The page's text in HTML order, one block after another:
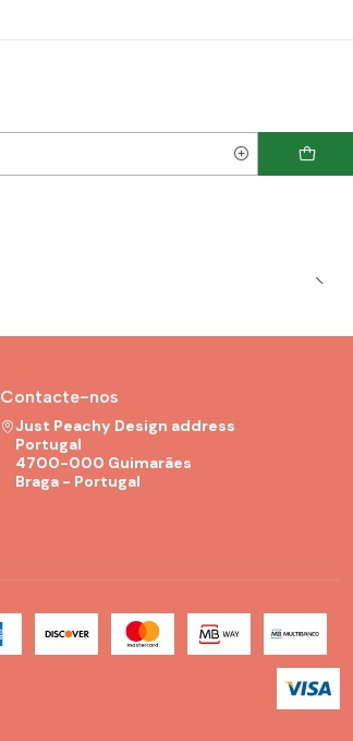
Contacte-nos
Just Peachy Design address
Portugal
4700-000 Guimarães
Braga - Portugal